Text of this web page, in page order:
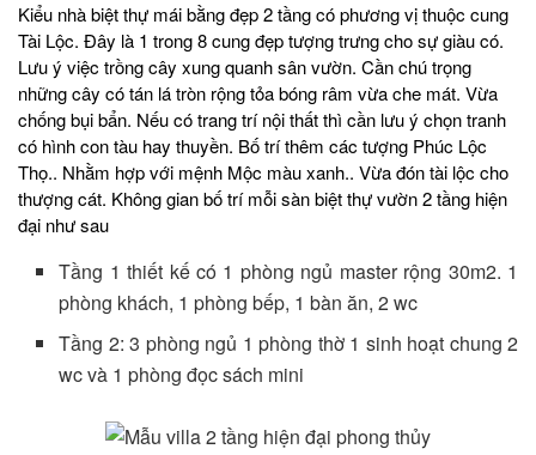
Kiểu nhà biệt thự mái bằng đẹp 2 tầng có phương vị thuộc cung
Tài Lộc. Đây là 1 trong 8 cung đẹp tượng trưng cho sự giàu có.
Lưu ý việc trồng cây xung quanh sân vườn. Cần chú trọng
những cây có tán lá tròn rộng tỏa bóng râm vừa che mát. Vừa
chống bụi bẩn. Nếu có trang trí nội thất thì cần lưu ý chọn tranh
có hình con tàu hay thuyền. Bố trí thêm các tượng Phúc Lộc
Thọ.. Nhằm hợp với mệnh Mộc màu xanh.. Vừa đón tài lộc cho
thượng cát. Không gian bố trí mỗi sàn biệt thự vườn 2 tầng hiện
đại như sau
Tầng 1 thiết kế có 1 phòng ngủ master rộng 30m2. 1
phòng khách, 1 phòng bếp, 1 bàn ăn, 2 wc
Tầng 2: 3 phòng ngủ 1 phòng thờ 1 sinh hoạt chung 2
wc và 1 phòng đọc sách mini